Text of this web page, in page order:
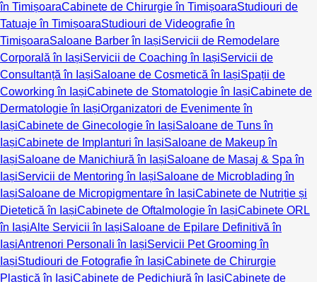
în TimișoaraCabinete de Chirurgie în TimișoaraStudiouri de
Tatuaje în TimișoaraStudiouri de Videografie în
TimișoaraSaloane Barber în IașiServicii de Remodelare
Corporală în IașiServicii de Coaching în IașiServicii de
Consultanță în IașiSaloane de Cosmetică în IașiSpații de
Coworking în IașiCabinete de Stomatologie în IașiCabinete de
Dermatologie în IașiOrganizatori de Evenimente în
IașiCabinete de Ginecologie în IașiSaloane de Tuns în
IașiCabinete de Implanturi în IașiSaloane de Makeup în
IașiSaloane de Manichiură în IașiSaloane de Masaj & Spa în
IașiServicii de Mentoring în IașiSaloane de Microblading în
IașiSaloane de Micropigmentare în IașiCabinete de Nutriție și
Dietetică în IașiCabinete de Oftalmologie în IașiCabinete ORL
în IașiAlte Servicii în IașiSaloane de Epilare Definitivă în
IașiAntrenori Personali în IașiServicii Pet Grooming în
IașiStudiouri de Fotografie în IașiCabinete de Chirurgie
Plastică în IașiCabinete de Pedichiură în IașiCabinete de